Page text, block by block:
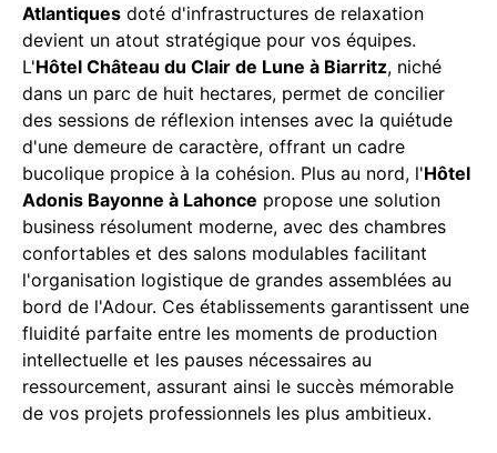
Atlantiques doté d'infrastructures de relaxation
devient un atout stratégique pour vos équipes.
L'Hôtel Château du Clair de Lune à Biarritz, niché
dans un parc de huit hectares, permet de concilier
des sessions de réflexion intenses avec la quiétude
d'une demeure de caractère, offrant un cadre
bucolique propice à la cohésion. Plus au nord, l'Hôtel
Adonis Bayonne à Lahonce propose une solution
business résolument moderne, avec des chambres
confortables et des salons modulables facilitant
l'organisation logistique de grandes assemblées au
bord de l'Adour. Ces établissements garantissent une
fluidité parfaite entre les moments de production
intellectuelle et les pauses nécessaires au
ressourcement, assurant ainsi le succès mémorable
de vos projets professionnels les plus ambitieux.